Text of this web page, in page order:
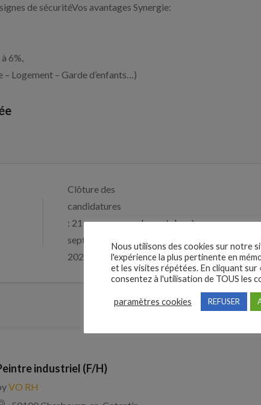
de sécuritéVos avantages Synergie:
6%,
Logement – Garde d’enfants…)
Clôture des
candidatures
: 21
septembre
2026
Je postule
industriel (F/H)
VO RH
Nous utilisons des cookies sur notre
l'expérience la plus pertinente en
et les visites répétées. En cliquant sur
consentez à l'utilisation de TOUS les
paramètres cookies REFUSER